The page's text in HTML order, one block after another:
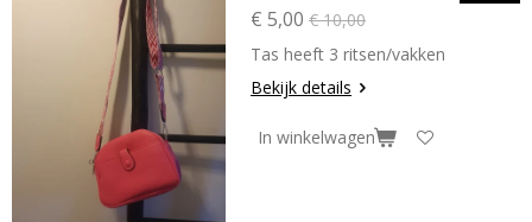
€ 5,00 € 10,00
Tas heeft 3 ritsen/vakken
Bekijk details
In winkelwagen